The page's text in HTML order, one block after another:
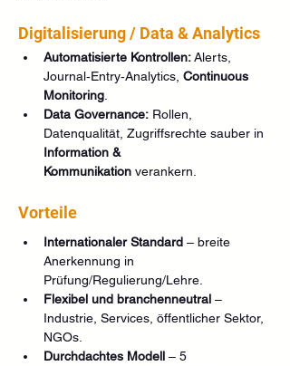
Digitalisierung / Data & Analytics
Automatisierte Kontrollen: Alerts,
Journal‑Entry‑Analytics, Continuous
Monitoring
Data Governance: Rollen,
Datenqualität, Zugriffsrechte sauber in
Information &
Kommunikation verankern.
Vorteile
Internationaler Standard – breite
Anerkennung in
Prüfung/Regulierung/Lehre.
Flexibel und branchenneutral –
Industrie, Services, öffentlicher Sektor,
NGOs.
Durchdachtes Modell – 5